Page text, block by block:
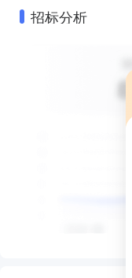
招标分析